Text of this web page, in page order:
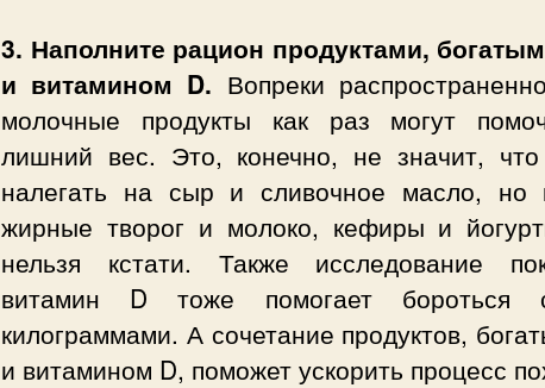
3. Наполните рацион продуктами,
и витамином D. Вопреки
молочные продукты как раз могут
лишний вес. Это, конечно, не значит,
налегать на сыр и сливочное масло, но
жирные творог и молоко, кефиры и
нельзя кстати. Также исследование
витамин D тоже помогает бороться
килограммами. А сочетание продуктов,
и витамином D, поможет ускорить процесс